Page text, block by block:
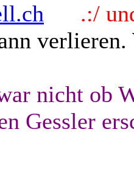
.:/
nicht ob
Gessler